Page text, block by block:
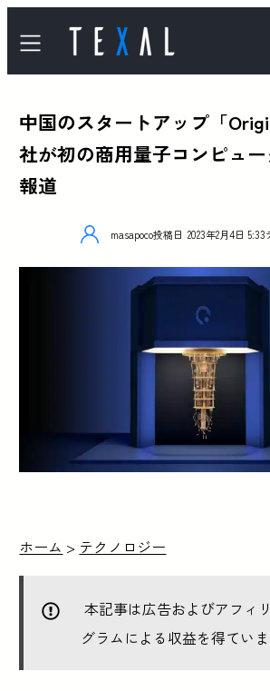
中国のスタートアップ「
社が初の商用量子コンピュ
報道
masapoco投稿日 2023年2月4日 5:33
ホーム > テクノロジー
本記事は広告およびアフィ
グラムによる収益を得ていま